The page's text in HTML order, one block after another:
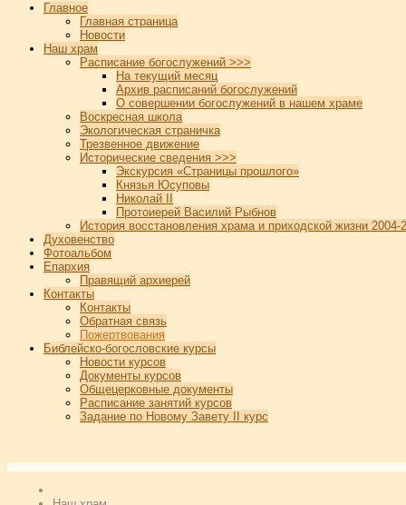
Главное
Главная страница
Новости
Наш храм
Расписание богослужений >>>
На текущий месяц
Архив расписаний богослужений
О совершении богослужений в нашем храме
Воскресная школа
Экологическая страничка
Трезвенное движение
Исторические сведения >>>
Экскурсия «Страницы прошлого»
Князья Юсуповы
Николай II
Протоиерей Василий Рыбнов
История восстановления храма и приходской жизни 2004-
Духовенство
Фотоальбом
Епархия
Правящий архиерей
Контакты
Контакты
Обратная связь
Пожертвования
Библейско-богословские курсы
Новости курсов
Документы курсов
Общецерковные документы
Расписание занятий курсов
Задание по Новому Завету II курс